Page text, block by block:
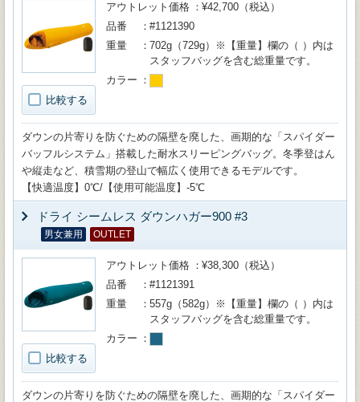
比較する
アウトレット価格
¥42,700（税込）
品番
#1121390
重量
702g（729g）※【重量】欄の（ ）内は
スタッフバッグを含む総重量です。
カラー
ダウンの片寄りを防ぐための隔壁を廃した、画期的な「スパイダー
バッフルシステム」搭載した耐水スリーピングバッグ。冬季登はん
や縦走など、積雪期の登山で幅広く使用できるモデルです。
【快適温度】0℃/【使用可能温度】-5℃
ドライ シームレス ダウンハガー900 #3
男女兼用 OUTLET
比較する
アウトレット価格
¥38,300（税込）
品番
#1121391
重量
557g（582g）※【重量】欄の（ ）内は
スタッフバッグを含む総重量です。
カラー
ダウンの片寄りを防ぐための隔壁を廃した、画期的な「スパイダー